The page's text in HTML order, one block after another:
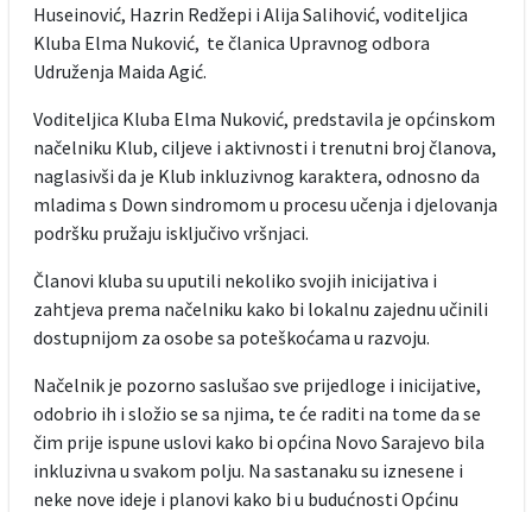
Huseinović, Hazrin Redžepi i Alija Salihović, voditeljica
Kluba Elma Nuković, te članica Upravnog odbora
Udruženja Maida Agić.
Voditeljica Kluba Elma Nuković, predstavila je općinskom
načelniku Klub, ciljeve i aktivnosti i trenutni broj članova,
naglasivši da je Klub inkluzivnog karaktera, odnosno da
mladima s Down sindromom u procesu učenja i djelovanja
podršku pružaju isključivo vršnjaci.
Članovi kluba su uputili nekoliko svojih inicijativa i
zahtjeva prema načelniku kako bi lokalnu zajednu učinili
dostupnijom za osobe sa poteškoćama u razvoju.
Načelnik je pozorno saslušao sve prijedloge i inicijative,
odobrio ih i složio se sa njima, te će raditi na tome da se
čim prije ispune uslovi kako bi općina Novo Sarajevo bila
inkluzivna u svakom polju. Na sastanaku su iznesene i
neke nove ideje i planovi kako bi u budućnosti Općinu